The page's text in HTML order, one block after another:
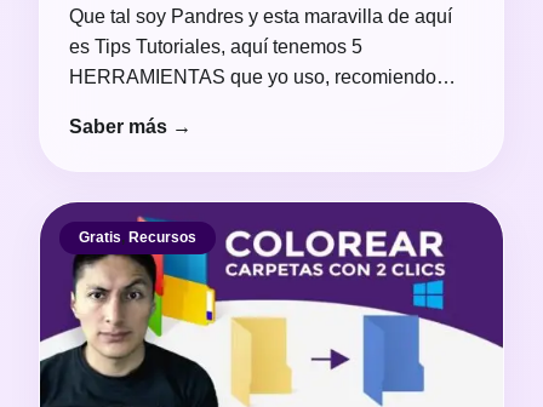
Que tal soy Pandres y esta maravilla de aquí
es Tips Tutoriales, aquí tenemos 5
HERRAMIENTAS que yo uso, recomiendo…
Saber más →
Gratis, Recursos